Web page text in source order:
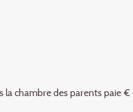
la chambre des parents paie